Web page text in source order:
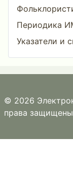
Периодика
Указатели и
© 2026
права